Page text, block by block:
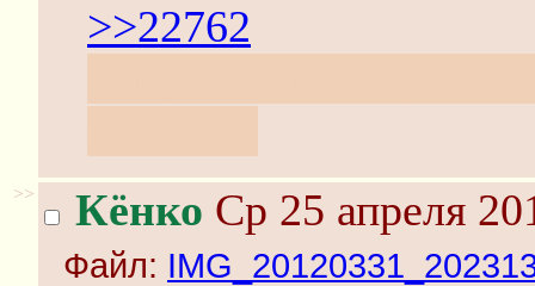
>>22762
>> Кёнко Ср 25 апреля
Файл: